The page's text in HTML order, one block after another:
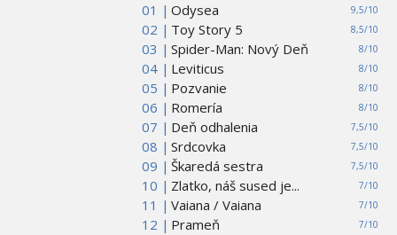
01 | 9,5/10
Odysea
02 |
8,5/10
Toy Story 5
03 |
8/10
Spider-Man: Nový Deň
04 |
8/10
Leviticus
05 |
8/10
Pozvanie
06 |
8/10
Romería
07 |
7,5/10
Deň odhalenia
08 |
7,5/10
Srdcovka
09 |
7,5/10
Škaredá sestra
10 |
7/10
Zlatko, náš sused je...
11 |
7/10
Vaiana / Vaiana
12 |
7/10
Prameň